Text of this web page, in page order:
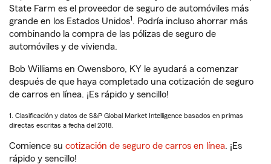
State Farm es el proveedor de seguro de automóviles más
grande en los Estados Unidos1. Podría incluso ahorrar más
combinando la compra de las pólizas de seguro de
automóviles y de vivienda.
Bob Williams en Owensboro, KY le ayudará a comenzar
después de que haya completado una cotización de seguro
de carros en línea. ¡Es rápido y sencillo!
1. Clasificación y datos de S&P Global Market Intelligence basados en primas
directas escritas a fecha del 2018.
Comience su cotización de seguro de carros en línea. ¡Es
rápido y sencillo!